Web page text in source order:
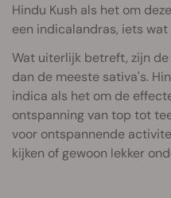
Hindu Kush als het om
een indicalandras, iets
Wat uiterlijk betreft, zijn
dan de meeste sativa's.
indica als het om de
ontspanning van top tot
voor ontspannende
kijken of gewoon lekker